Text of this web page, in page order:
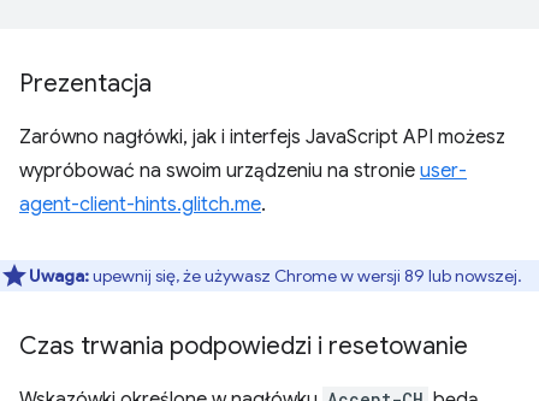
Prezentacja
Zarówno nagłówki, jak i interfejs JavaScript API możesz
wypróbować na swoim urządzeniu na stronie user-
agent-client-hints.glitch.me.
Uwaga:upewnij się, że używasz Chrome w wersji 89 lub nowszej.
Czas trwania podpowiedzi i resetowanie